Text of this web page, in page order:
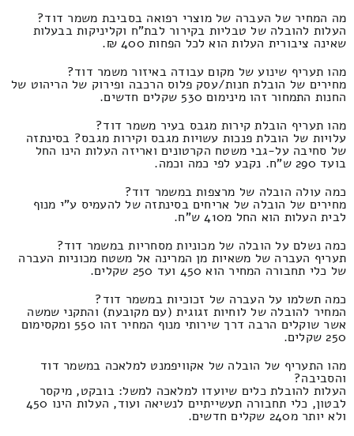
מה המחיר של העברה של מוצרי רפואה בסביבת משמר דוד?
העלות להובלה של טבליות בקירור לבת"ח וקליניקות בבעלות
שאינה ציבורית העלות הוא לכל הפחות 400 ₪.
מהו תעריף שינוע של מקום עבודה באיזור משמר דוד?
מחירים של הובלת חנות/עסק פלוס הרכבה ופירוק של הריהוט של
החנות התמחור זהו מינימום 530 שקלים חדשים.
מהו תעריף הובלת קירות מגבס בעיר משמר דוד?
עלויות של הובלת פנכות עשויות מגבס וקירות מגבס? בסינתזה
של סחיבה על-גבי משטח הקרטונים ואריזה העלות הינו החל
בועד 290 ש"ח. נקבע לפי כמה וכמה.
כמה עולה הובלה של מרצפות במשמר דוד?
מחירים של הובלה של אריחים בסינתזה של להעמיס ע"י מנוף
לבית העלות הוא החל מ410 ש"ח.
כמה נשלם על הובלה של מכוניות מסחריות במשמר דוד?
תעריף העברה של משאיות מן המרינה אל משטח מכוניות העברה
של כלי תחבורה המחיר הוא 450 ועד 250 שקלים.
כמה תשלמו על העברה של זכוכיות במשמר דוד?
המחיר להובלה של לוחיות זגוגית (עם מקובעת) והתקני שמשה
אשר שוקלים הרבה דרך שירותי מנוף המחיר זהו 550 ומקסימום
250 שקלים.
מהו התעריף של הובלה של אקוויפמנט למלאכה במשמר דוד
והסביבה?
העלות להובלת כלים שיועדו למלאכה למשל: בובקט, מיקסר
לבטון, כלי תחבורה תעשייתיים לנשיאה ועוד, העלות הינו 450
ולא יותר מ240 שקלים חדשים.